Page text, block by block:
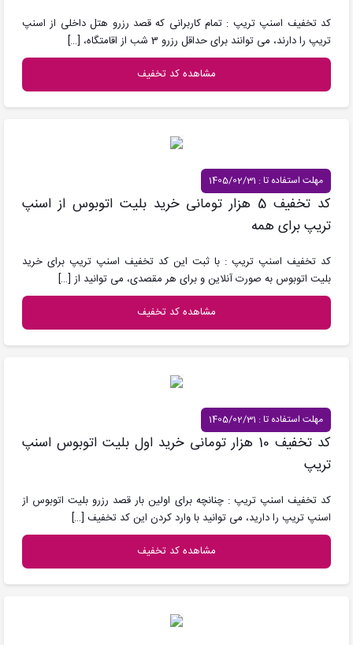
کد تخفیف اسنپ تریپ : تمام کاربرانی که قصد رزرو هتل داخلی از اسنپ
تریپ را دارند، می توانند برای حداقل رزرو 3 شب از اقامتگاه،
[…]
مشاهده کد تخفیف
مهلت استفاده تا : 1405/02/31
کد تخفیف 5 هزار تومانی خرید بلیت اتوبوس از اسنپ
تریپ برای همه
کد تخفیف اسنپ تریپ : با ثبت این کد تخفیف اسنپ تریپ برای خرید
بلیت اتوبوس به صورت آنلاین و برای هر مقصدی، می توانید از […]
مشاهده کد تخفیف
مهلت استفاده تا : 1405/02/31
کد تخفیف 10 هزار تومانی خرید اول بلیت اتوبوس اسنپ
تریپ
کد تخفیف اسنپ تریپ : چنانچه برای اولین بار قصد رزرو بلیت اتوبوس از
اسنپ تریپ را دارید، می توانید با وارد کردن این کد تخفیف […]
مشاهده کد تخفیف